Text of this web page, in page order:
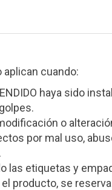
cuando:
haya sido
o
por mal uso,
las etiquetas y
producto, se